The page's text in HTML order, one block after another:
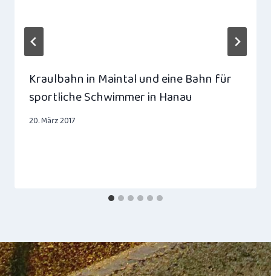
Kraulbahn in Maintal und eine Bahn für
sportliche Schwimmer in Hanau
20. März 2017